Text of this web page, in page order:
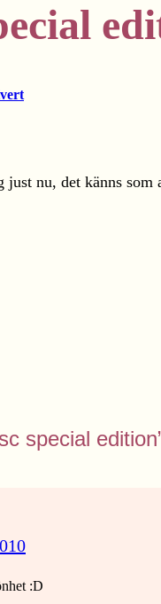
just nu, det känns
special
:D